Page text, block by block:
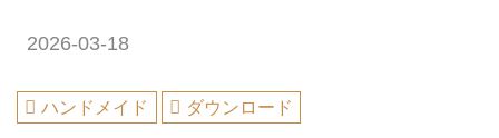
2026-03-18
ハンドメイド ダウンロード